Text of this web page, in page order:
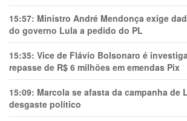
15:57: Ministro André Mendonça exige
do governo Lula a pedido do PL
15:35: Vice de Flávio Bolsonaro é
repasse de R$ 6 milhões em emendas Pix
15:09: Marcola se afasta da campanha de
desgaste político